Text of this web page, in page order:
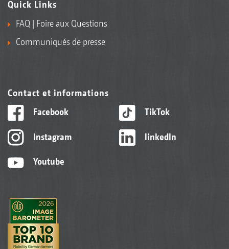
Quick Links
FAQ | Foire aux Questions
Communiqués de presse
Contact et informations
Facebook
Instagram
Youtube
TikTok
linkedIn